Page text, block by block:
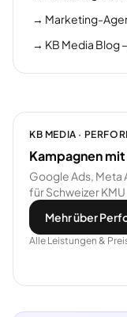
→ Marketing-
→ KB Media Blog
KB MEDIA ·
Kampagnen
Google Ads,
für Schweizer
Mehr über
Alle Leistungen &